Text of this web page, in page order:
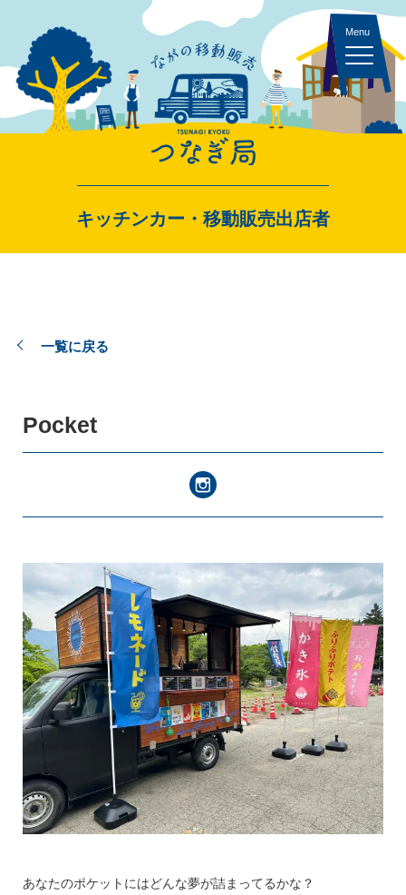
キッチンカー 一覧
キッチンカー
登録ご希望の方はこちら
登録ご希望の方はこちら
お知らせ・出店情報
つなぎ局について
災害支援班について
よくあるご質問
キッチンカー・移動販売出店者
一覧に戻る
Pocket
あなたのポケットにはどんな夢が詰まってるかな？